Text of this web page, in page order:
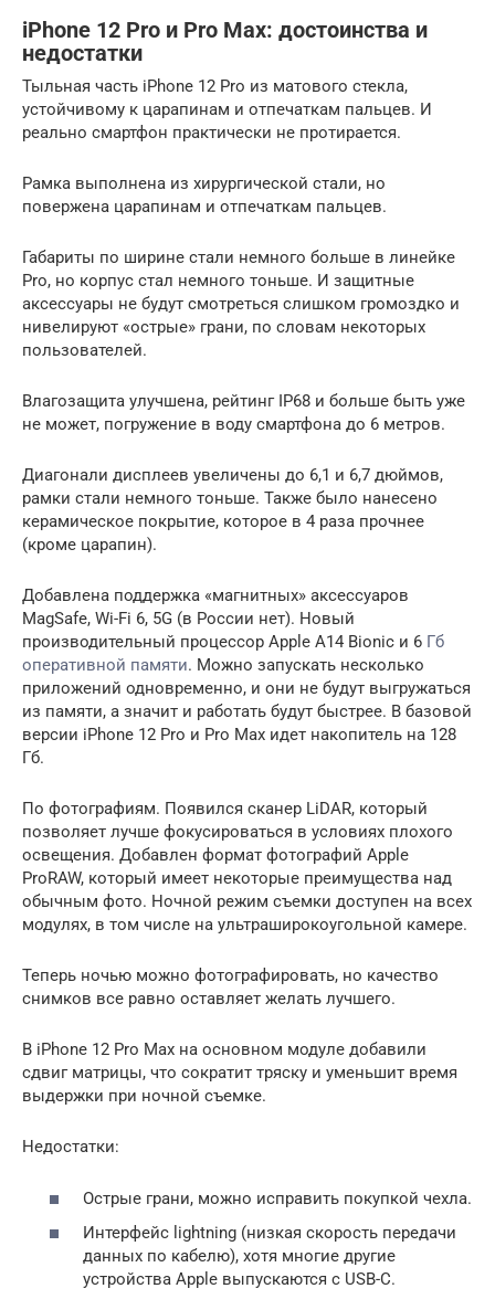
iPhone 12 Pro и Pro Max: достоинства и
недостатки
Тыльная часть iPhone 12 Pro из матового стекла,
устойчивому к царапинам и отпечаткам пальцев. И
реально смартфон практически не протирается.
Рамка выполнена из хирургической стали, но
повержена царапинам и отпечаткам пальцев.
Габариты по ширине стали немного больше в линейке
Pro, но корпус стал немного тоньше. И защитные
аксессуары не будут смотреться слишком громоздко и
нивелируют «острые» грани, по словам некоторых
пользователей.
Влагозащита улучшена, рейтинг IP68 и больше быть уже
не может, погружение в воду смартфона до 6 метров.
Диагонали дисплеев увеличены до 6,1 и 6,7 дюймов,
рамки стали немного тоньше. Также было нанесено
керамическое покрытие, которое в 4 раза прочнее
(кроме царапин).
Добавлена поддержка «магнитных» аксессуаров
MagSafe, Wi-Fi 6, 5G (в России нет). Новый
производительный процессор Apple A14 Bionic и 6 Гб
оперативной памяти. Можно запускать несколько
приложений одновременно, и они не будут выгружаться
из памяти, а значит и работать будут быстрее. В базовой
версии iPhone 12 Pro и Pro Max идет накопитель на 128
Гб.
По фотографиям. Появился сканер LiDAR, который
позволяет лучше фокусироваться в условиях плохого
освещения. Добавлен формат фотографий Apple
ProRAW, который имеет некоторые преимущества над
обычным фото. Ночной режим съемки доступен на всех
модулях, в том числе на ультраширокоугольной камере.
Теперь ночью можно фотографировать, но качество
снимков все равно оставляет желать лучшего.
В iPhone 12 Pro Max на основном модуле добавили
сдвиг матрицы, что сократит тряску и уменьшит время
выдержки при ночной съемке.
Недостатки:
Острые грани, можно исправить покупкой чехла.
Интерфейс lightning (низкая скорость передачи
данных по кабелю), хотя многие другие
устройства Apple выпускаются с USB-C.